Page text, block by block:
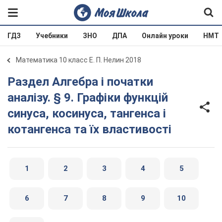
ГДЗ Учебники ЗНО ДПА Онлайн уроки НМТ
Математика 10 класс Е. П. Нелин 2018
Раздел Алгебра і початки
аналізу. § 9. Графіки функцій
синуса, косинуса, тангенса і
котангенса та їх властивості
1 2 3 4 5
6 7 8 9 10